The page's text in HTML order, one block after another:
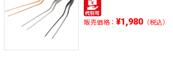
販売価格：¥1,980 （税込）